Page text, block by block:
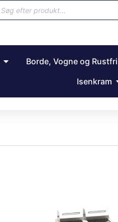
Borde, Vogne og
Isenkram